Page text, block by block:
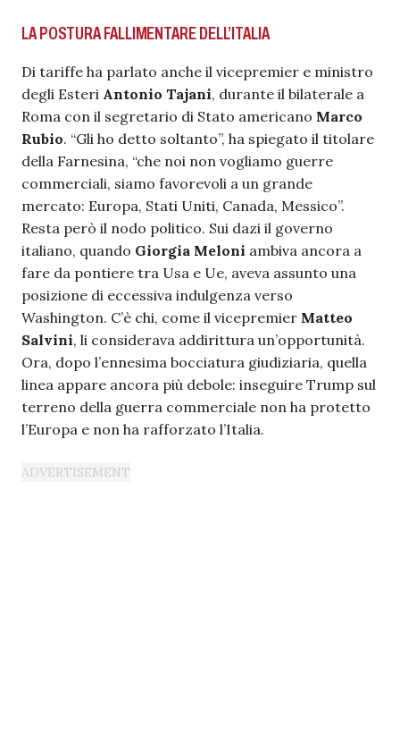
LA POSTURA FALLIMENTARE DELL’ITALIA
Di tariffe ha parlato anche il vicepremier e ministro
degli Esteri Antonio Tajani, durante il bilaterale a
Roma con il segretario di Stato americano Marco
Rubio. “Gli ho detto soltanto”, ha spiegato il titolare
della Farnesina, “che noi non vogliamo guerre
commerciali, siamo favorevoli a un grande
mercato: Europa, Stati Uniti, Canada, Messico”.
Resta però il nodo politico. Sui dazi il governo
italiano, quando Giorgia Meloni ambiva ancora a
fare da pontiere tra Usa e Ue, aveva assunto una
posizione di eccessiva indulgenza verso
Washington. C’è chi, come il vicepremier Matteo
Salvini, li considerava addirittura un’opportunità.
Ora, dopo l’ennesima bocciatura giudiziaria, quella
linea appare ancora più debole: inseguire Trump sul
terreno della guerra commerciale non ha protetto
l’Europa e non ha rafforzato l’Italia.